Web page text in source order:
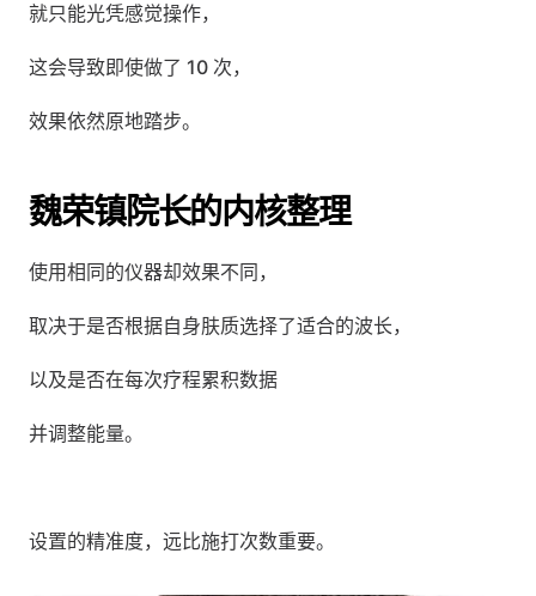
就只能光凭感觉操作，
这会导致即使做了 10 次，
效果依然原地踏步。
魏荣镇院长的内核整理
使用相同的仪器却效果不同，
取决于是否根据自身肤质选择了适合的波长，
以及是否在每次疗程累积数据
并调整能量。
设置的精准度，远比施打次数重要。